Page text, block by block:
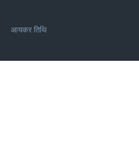
आयकर तिथि